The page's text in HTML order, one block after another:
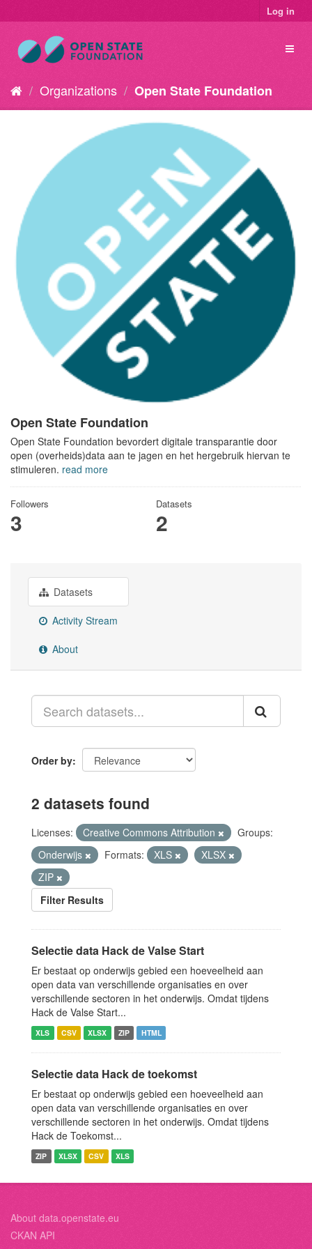
Log in
Organizations Open State Foundation
Open State Foundation
Open State Foundation bevordert digitale transparantie door
open (overheids)data aan te jagen en het hergebruik hiervan te
stimuleren. read more
Followers
3
Datasets
2
Datasets
Activity Stream
About
Order by
2 datasets found
Licenses: Creative Commons Attribution
Groups:
Onderwijs
Formats: XLS
XLSX
ZIP
Filter Results
Selectie data Hack de Valse Start
Er bestaat op onderwijs gebied een hoeveelheid aan
open data van verschillende organisaties en over
verschillende sectoren in het onderwijs. Omdat tijdens
Hack de Valse Start...
XLS CSV XLSX ZIP HTML
Selectie data Hack de toekomst
Er bestaat op onderwijs gebied een hoeveelheid aan
open data van verschillende organisaties en over
verschillende sectoren in het onderwijs. Omdat tijdens
Hack de Toekomst...
ZIP XLSX CSV XLS
About data.openstate.eu
CKAN API